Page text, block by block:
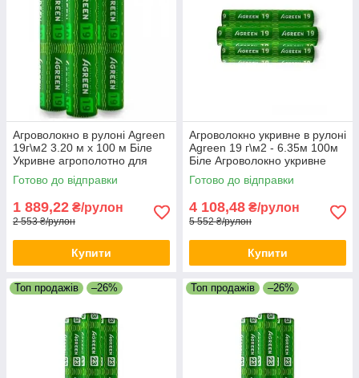
Агроволокно в рулоні Agreen
19г\м2 3.20 м х 100 м Біле
Укривне агрополотно для
грядок Агрополотно для саду
Готово до відправки
1 889,22 ₴/рулон
2 553 ₴/рулон
Купити
Агроволокно укривне в рулоні
Agreen 19 г\м2 - 6.35м 100м
Біле Агроволокно укривне
для фермерів
Готово до відправки
4 108,48 ₴/рулон
5 552 ₴/рулон
Купити
Топ продажів –26% Топ продажів –26%